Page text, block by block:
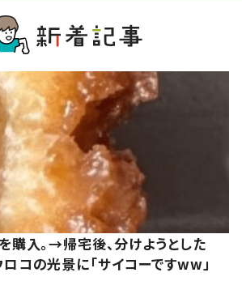
購入。→帰宅後、分けようとした
の光景に「サイコーですww」